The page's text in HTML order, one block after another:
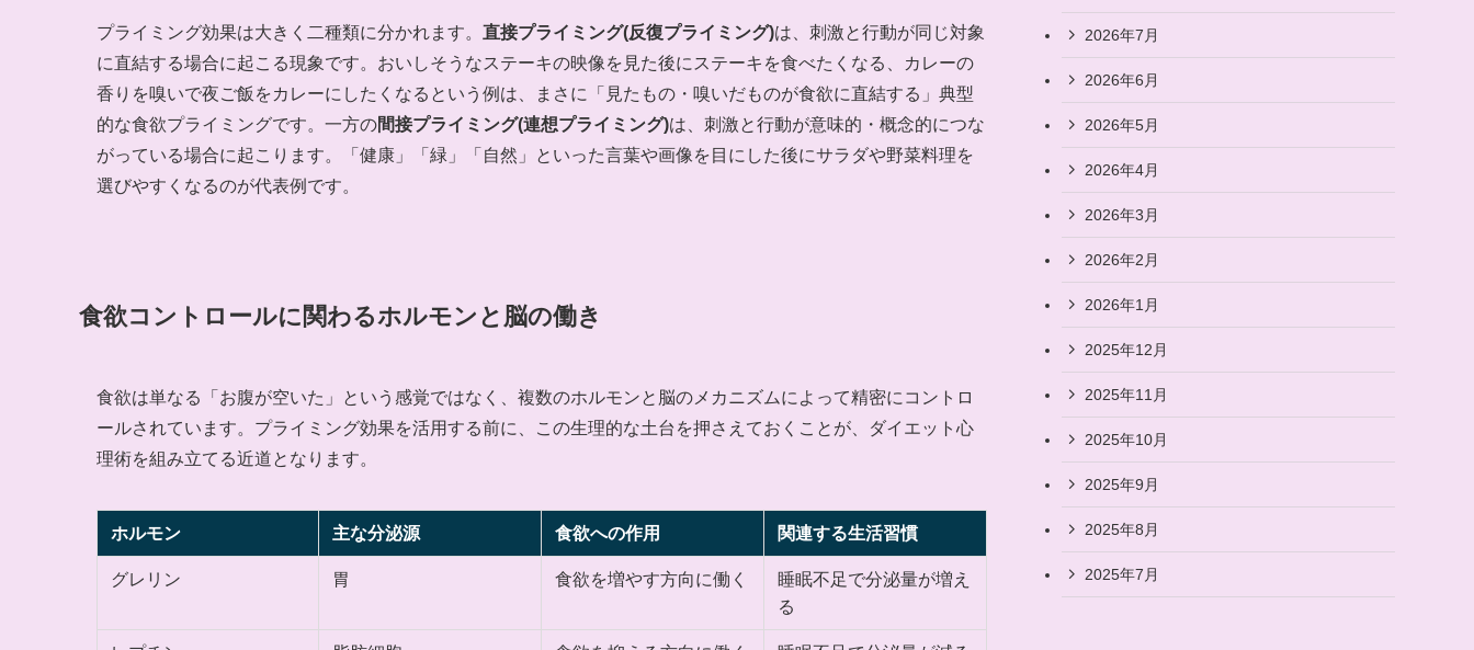
プライミング効果は大きく二種類に分かれます。 直接プライミング(反復プライミング)は、刺激と行動が同じ対象
に直結する場合に起こる現象です。おいしそうなステーキの映像を見た後にステーキを食べたくなる、カレーの
香りを嗅いで夜ご飯をカレーにしたくなるという例は、まさに「見たもの・嗅いだものが食欲に直結する」典型
的な食欲プライミングです。一方の間接プライミング(連想プライミング)は、刺激と行動が意味的・概念的につな
がっている場合に起こります。「健康」「緑」「自然」といった言葉や画像を目にした後にサラダや野菜料理を
選びやすくなるのが代表例です。
食欲コントロールに関わるホルモンと脳の働き
食欲は単なる「お腹が空いた」という感覚ではなく、複数のホルモンと脳のメカニズムによって精密にコントロ
ールされています。プライミング効果を活用する前に、この生理的な土台を押さえておくことが、ダイエット心
理術を組み立てる近道となります。
ホルモン 主な分泌源 食欲への作用 関連する生活習慣
グレリン 胃 食欲を増やす方向に働く
睡眠不足で分泌量が増え
る
2026年7月
2026年6月
2026年5月
2026年4月
2026年3月
2026年2月
2026年1月
2025年12月
2025年11月
2025年10月
2025年9月
2025年8月
2025年7月